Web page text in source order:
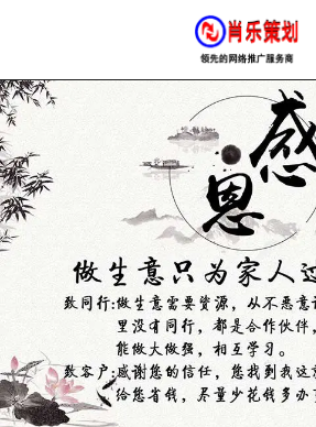
[2022-05-29] 实体门店如何做网络推广吸引客户，实体店网络营销技巧...
[2022-05-04] 污水处理设备厂家产品如何做网络推广（污水处理项目网...